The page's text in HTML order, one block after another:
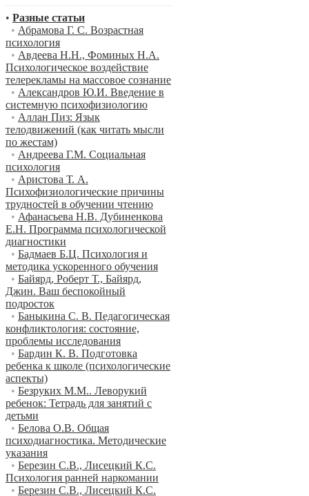
• Разные статьи
• Абрамова Г. С. Возрастная
психология
• Авдеева Н.Н., Фоминых Н.А.
Психологическое воздействие
телерекламы на массовое сознание
• Александров Ю.И. Введение в
системную психофизиологию
• Аллан Пиз: Язык
телодвижений (как читать мысли
по жестам)
• Андреева Г.М. Социальная
психология
• Аристова Т. А.
Психофизиологические причины
трудностей в обучении чтению
• Афанасьева Н.В. Дубиненкова
Е.Н. Программа психологической
диагностики
• Бадмаев Б.Ц. Психология и
методика ускоренного обучения
• Байярд, Роберт Т., Байярд,
Джин. Ваш беспокойный
подросток
• Баныкина С. В. Педагогическая
конфликтология: состояние,
проблемы исследования
• Бардин К. В. Подготовка
ребенка к школе (психологические
аспекты)
• Безруких М.М.. Леворукий
ребенок: Тетрадь для занятий с
детьми
• Белова О.В. Общая
психодиагностика. Методические
указания
• Березин С.В., Лисецкий К.С.
Психология ранней наркомании
• Березин С.В., Лисецкий К.С.